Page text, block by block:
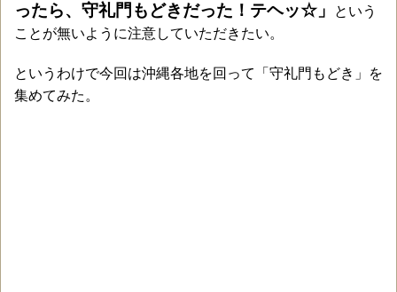
ったら、守礼門もどきだった！テヘッ☆」
という
ことが無いように注意していただきたい。
というわけで今回は沖縄各地を回って「守礼門もどき」を
集めてみた。